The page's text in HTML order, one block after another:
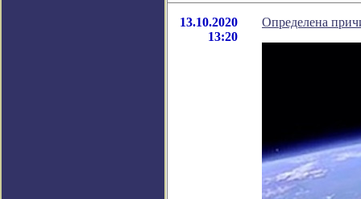
13.10.2020
13:20
Определена